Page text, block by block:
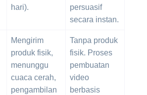
hari).
persuasif
secara instan.
Mengirim
produk fisik,
menunggu
cuaca cerah,
pengambilan
Tanpa produk
fisik. Proses
pembuatan
video
berbasis